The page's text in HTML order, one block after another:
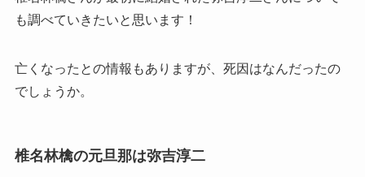
も調べていきたいと思います！
亡くなったとの情報もありますが、死因はなんだったの
でしょうか。
椎名林檎の元旦那は弥吉淳二